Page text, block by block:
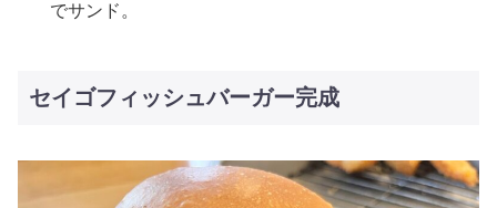
でサンド。
セイゴフィッシュバーガー完成